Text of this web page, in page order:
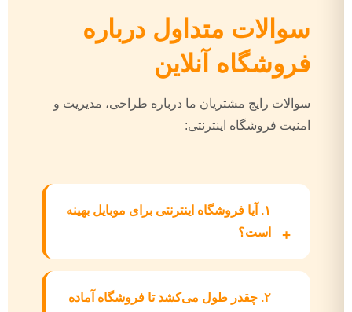
سوالات متداول درباره
فروشگاه آنلاین
سوالات رایج مشتریان ما درباره طراحی، مدیریت و
امنیت فروشگاه اینترنتی:
۱. آیا فروشگاه اینترنتی برای موبایل بهینه
است؟
۲. چقدر طول می‌کشد تا فروشگاه آماده